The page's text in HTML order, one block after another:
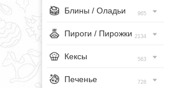
Блины / Оладьи 965
Пироги / Пирожки 2134
Кексы 563
Печенье 728